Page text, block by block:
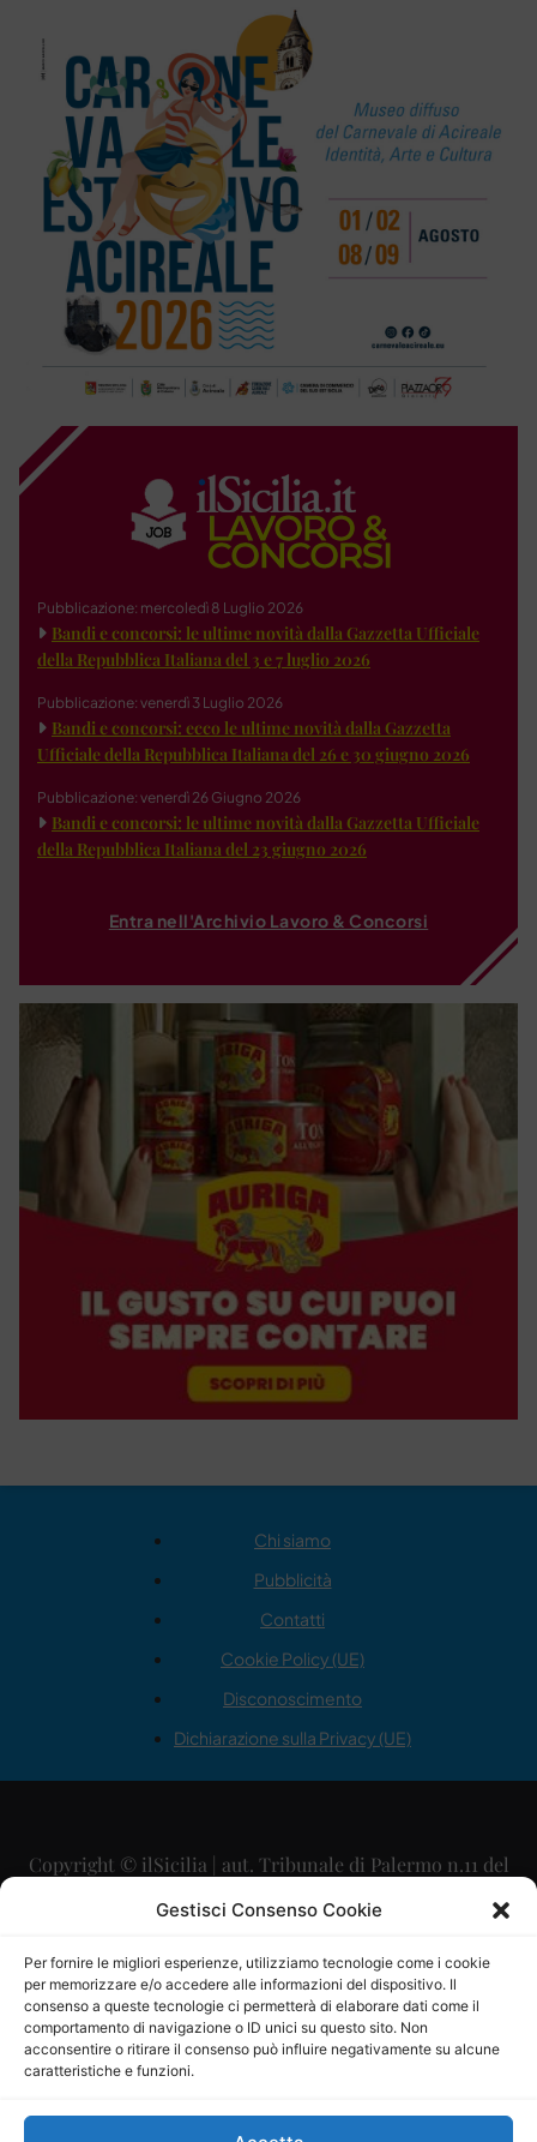
Gestisci Consenso Cookie
Per fornire le migliori esperienze, utilizziamo tecnologie come i cookie
per memorizzare e/o accedere alle informazioni del dispositivo. Il
consenso a queste tecnologie ci permetterà di elaborare dati come il
comportamento di navigazione o ID unici su questo sito. Non
acconsentire o ritirare il consenso può influire negativamente su alcune
caratteristiche e funzioni.
Pubblicazione: mercoledì 8 Luglio 2026
Bandi e concorsi: le ultime novità dalla Gazzetta Ufficiale
della Repubblica Italiana del 3 e 7 luglio 2026
Pubblicazione: venerdì 3 Luglio 2026
Bandi e concorsi: ecco le ultime novità dalla Gazzetta
Ufficiale della Repubblica Italiana del 26 e 30 giugno 2026
Pubblicazione: venerdì 26 Giugno 2026
Bandi e concorsi: le ultime novità dalla Gazzetta Ufficiale
della Repubblica Italiana del 23 giugno 2026
Entra nell'Archivio Lavoro & Concorsi
Chi siamo
Pubblicità
Contatti
Cookie Policy (UE)
Disconoscimento
Dichiarazione sulla Privacy (UE)
Copyright © ilSicilia | aut. Tribunale di Palermo n.11 del
29/09/2015
Direttore Editoriale: Maurizio Scaglione
Direttore Responsabile: Maria Calabrese
P.IVA: 06334930820